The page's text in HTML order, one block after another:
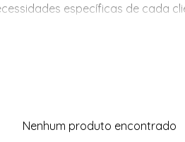
específicas de cada
Nenhum produto encontrado